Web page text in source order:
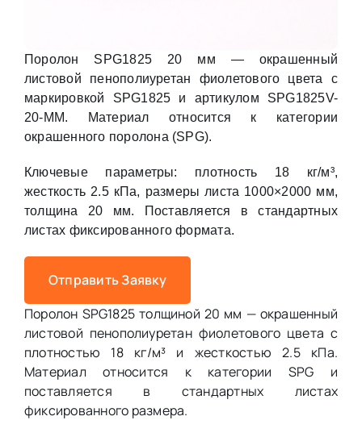
Поролон SPG1825 20 мм — окрашенный
листовой пенополиуретан фиолетового цвета с
маркировкой SPG1825 и артикулом SPG1825V-
20-MM. Материал относится к категории
окрашенного поролона (SPG).
Ключевые параметры: плотность 18 кг/м³,
жесткость 2.5 кПа, размеры листа 1000×2000 мм,
толщина 20 мм. Поставляется в стандартных
листах фиксированного формата.
Отправить Заявку
Поролон SPG1825 толщиной 20 мм — окрашенный
листовой пенополиуретан фиолетового цвета с
плотностью 18 кг/м³ и жесткостью 2.5 кПа.
Материал относится к категории SPG и
поставляется в стандартных листах
фиксированного размера.